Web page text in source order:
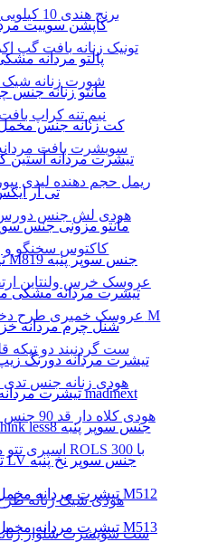
برنج هندی 10 کیلویی طبیعت
تونیک زنانه بافت گپ
شورت زنانه شیک
نیم تنه کراپ بافت
سویشرت بافت
ریمل حجم دهنده لیدی
هودی لش جنس دورس 3 نخ
کاکتوس سخنگو
عروسک خرس ولنتاین ارتفاع 20
عروسک خمیری طرح دختر بادکنک مدل M
ست گردنبند دو تیکه
هودی زنانه جنس تدی
هودی کلاه دار قد 90 جنس مخمل خارجی
هودی شیک زنانه
ست سویشرت شلوار
کاپشن سوییت
پالتو مردانه
مانتو زنانه جنس
کت زنانه جنس مخمل
تیشرت مردانه آستین
تی آر
مانتو مزونی جنس
تیشرت مردانه مدل M819 جنس سوپر پنبه
تیشرت مردانه مشکی
شنل چرم مردانه
تیشرت مردانه دورنگ
تیشرت مردانه مشکی سفید برند madmext
تیشرت مردانه مدل think less8 جنس سوپر پنبه
تیشرت مردانه برند LV جنس سوپر نخ پنبه
تیشرت مردانه مخمل کبریتی سه رنگ مدل M512
تیشرت مردانه مخمل کبریتی سه رنگ مدل M513